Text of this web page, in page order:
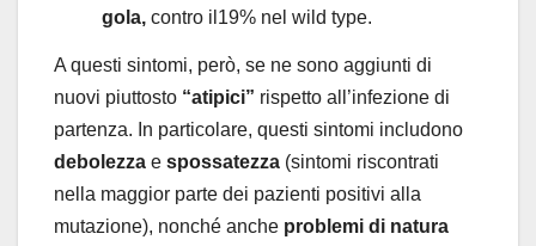
gola, contro il19% nel wild type.
A questi sintomi, però, se ne sono aggiunti di
nuovi piuttosto “atipici” rispetto all’infezione di
partenza. In particolare, questi sintomi includono
debolezza e spossatezza (sintomi riscontrati
nella maggior parte dei pazienti positivi alla
mutazione), nonché anche problemi di natura